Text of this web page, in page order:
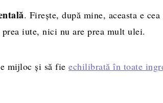
. Firește, după mine, aceasta e
iute, nici nu are prea mult ulei.
mijloc și să fie echilibrată în toate